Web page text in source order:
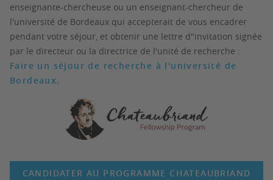
enseignante-chercheuse ou un enseignant-chercheur de
l'université de Bordeaux qui accepterait de vous encadrer
pendant votre séjour, et obtenir une lettre d"invitation signée
par le directeur ou la directrice de l'unité de recherche :
Faire un séjour de recherche à l'université de
Bordeaux.
CANDIDATER AU PROGRAMME CHATEAUBRIAND